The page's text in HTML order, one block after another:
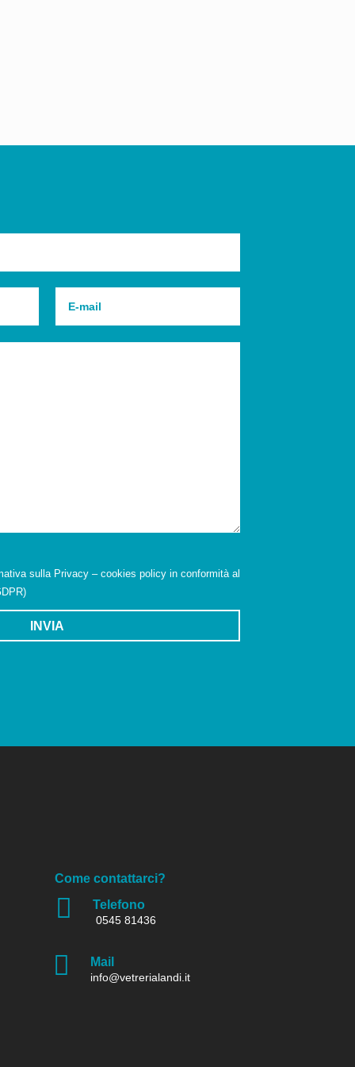
sulla Privacy – cookies policy in conformità al
INVIA
Come contattarci?
 Telefono
0545 81436
 Mail
info@vetrerialandi.it